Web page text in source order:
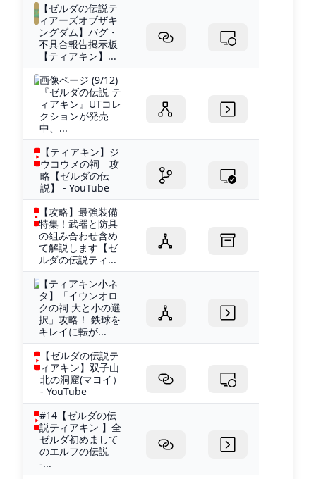
【ゼルダの伝説テ
ィアーズオブザキ
ングダム】バグ・
不具合報告掲示板
【ティアキン】...
画像ページ (9/12)
『ゼルダの伝説 テ
ィアキン』UTコレ
クションが発売
中、...
【ティアキン】ジ
ウコウメの祠 攻
略【ゼルダの伝
説】 - YouTube
【攻略】最強装備
特集！武器と防具
の組み合わせ含め
て解説します【ゼ
ルダの伝説ティ...
【ティアキン小ネ
タ】「イウンオロ
クの祠 大と小の選
択」攻略！ 鉄球を
キレイに転が...
【ゼルダの伝説テ
ィアキン】双子山
北の洞窟(マヨイ）
- YouTube
#14【ゼルダの伝
説ティアキン 】全
ゼルダ初めまして
のエルフの伝説
-...